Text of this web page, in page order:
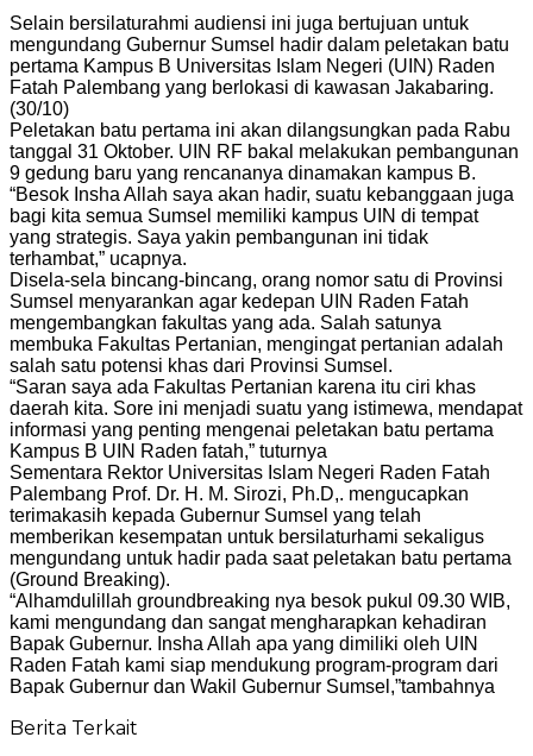
Selain bersilaturahmi audiensi ini juga bertujuan untuk
mengundang Gubernur Sumsel hadir dalam peletakan batu
pertama Kampus B Universitas Islam Negeri (UIN) Raden
Fatah Palembang yang berlokasi di kawasan Jakabaring.
(30/10)
Peletakan batu pertama ini akan dilangsungkan pada Rabu
tanggal 31 Oktober. UIN RF bakal melakukan pembangunan
9 gedung baru yang rencananya dinamakan kampus B.
“Besok Insha Allah saya akan hadir, suatu kebanggaan juga
bagi kita semua Sumsel memiliki kampus UIN di tempat
yang strategis. Saya yakin pembangunan ini tidak
terhambat,” ucapnya.
Disela-sela bincang-bincang, orang nomor satu di Provinsi
Sumsel menyarankan agar kedepan UIN Raden Fatah
mengembangkan fakultas yang ada. Salah satunya
membuka Fakultas Pertanian, mengingat pertanian adalah
salah satu potensi khas dari Provinsi Sumsel.
“Saran saya ada Fakultas Pertanian karena itu ciri khas
daerah kita. Sore ini menjadi suatu yang istimewa, mendapat
informasi yang penting mengenai peletakan batu pertama
Kampus B UIN Raden fatah,” tuturnya
Sementara Rektor Universitas Islam Negeri Raden Fatah
Palembang Prof. Dr. H. M. Sirozi, Ph.D,. mengucapkan
terimakasih kepada Gubernur Sumsel yang telah
memberikan kesempatan untuk bersilaturhami sekaligus
mengundang untuk hadir pada saat peletakan batu pertama
(Ground Breaking).
“Alhamdulillah groundbreaking nya besok pukul 09.30 WIB,
kami mengundang dan sangat mengharapkan kehadiran
Bapak Gubernur. Insha Allah apa yang dimiliki oleh UIN
Raden Fatah kami siap mendukung program-program dari
Bapak Gubernur dan Wakil Gubernur Sumsel,”tambahnya
Berita Terkait